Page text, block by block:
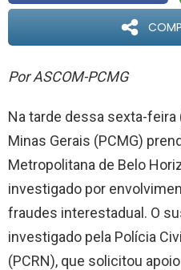
Por ASCOM-PCMG
Na tarde dessa sexta-feira
Minas Gerais (PCMG)
Metropolitana de Belo
investigado por
fraudes interestadual. O
investigado pela Polícia
(PCRN), que solicitou